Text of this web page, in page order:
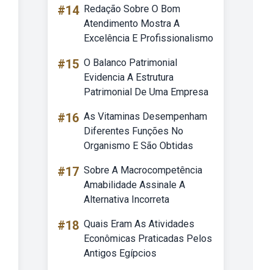
#14 Redação Sobre O Bom
Atendimento Mostra A
Excelência E Profissionalismo
#15 O Balanco Patrimonial
Evidencia A Estrutura
Patrimonial De Uma Empresa
#16 As Vitaminas Desempenham
Diferentes Funções No
Organismo E São Obtidas
#17 Sobre A Macrocompetência
Amabilidade Assinale A
Alternativa Incorreta
#18 Quais Eram As Atividades
Econômicas Praticadas Pelos
Antigos Egípcios